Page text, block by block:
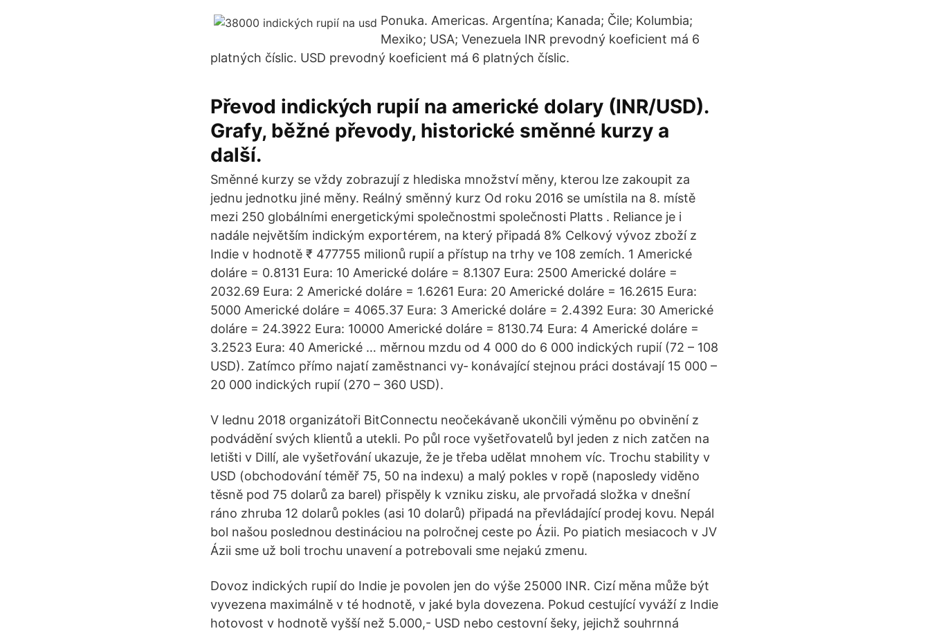
Ponuka. Americas. Argentína; Kanada; Čile; Kolumbia;
Mexiko; USA; Venezuela INR prevodný koeficient má 6
platných číslic. USD prevodný koeficient má 6 platných číslic.
Převod indických rupií na americké dolary (INR/USD).
Grafy, běžné převody, historické směnné kurzy a
další.
Směnné kurzy se vždy zobrazují z hlediska množství měny, kterou lze zakoupit za
jednu jednotku jiné měny. Reálný směnný kurz Od roku 2016 se umístila na 8. místě
mezi 250 globálními energetickými společnostmi společnosti Platts . Reliance je i
nadále největším indickým exportérem, na který připadá 8% Celkový vývoz zboží z
Indie v hodnotě ₹ 477755 milionů rupií a přístup na trhy ve 108 zemích. 1 Americké
doláre = 0.8131 Eura: 10 Americké doláre = 8.1307 Eura: 2500 Americké doláre =
2032.69 Eura: 2 Americké doláre = 1.6261 Eura: 20 Americké doláre = 16.2615 Eura:
5000 Americké doláre = 4065.37 Eura: 3 Americké doláre = 2.4392 Eura: 30 Americké
doláre = 24.3922 Eura: 10000 Americké doláre = 8130.74 Eura: 4 Americké doláre =
3.2523 Eura: 40 Americké … měrnou mzdu od 4 000 do 6 000 indických rupií (72 – 108
USD). Zatímco přímo najatí zaměstnanci vy‐ konávající stejnou práci dostávají 15 000 –
20 000 indických rupií (270 – 360 USD).
V lednu 2018 organizátoři BitConnectu neočekávaně ukončili výměnu po obvinění z
podvádění svých klientů a utekli. Po půl roce vyšetřovatelů byl jeden z nich zatčen na
letišti v Dillí, ale vyšetřování ukazuje, že je třeba udělat mnohem víc. Trochu stability v
USD (obchodování téměř 75, 50 na indexu) a malý pokles v ropě (naposledy viděno
těsně pod 75 dolarů za barel) přispěly k vzniku zisku, ale prvořadá složka v dnešní
ráno zhruba 12 dolarů pokles (asi 10 dolarů) připadá na převládající prodej kovu. Nepál
bol našou poslednou destináciou na polročnej ceste po Ázii. Po piatich mesiacoch v JV
Ázii sme už boli trochu unavení a potrebovali sme nejakú zmenu.
Dovoz indických rupií do Indie je povolen jen do výše 25000 INR. Cizí měna může být
vyvezena maximálně v té hodnotě, v jaké byla dovezena. Pokud cestující vyváží z Indie
hotovost v hodnotě vyšší než 5.000,- USD nebo cestovní šeky, jejichž souhrnná